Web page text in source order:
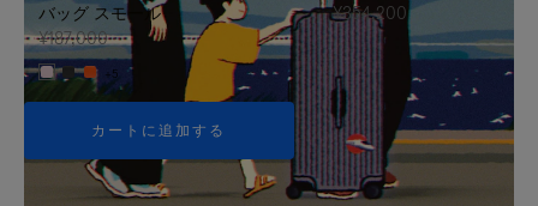
バッグ スモール
¥187,000
+5
カートに追加する
¥354,200